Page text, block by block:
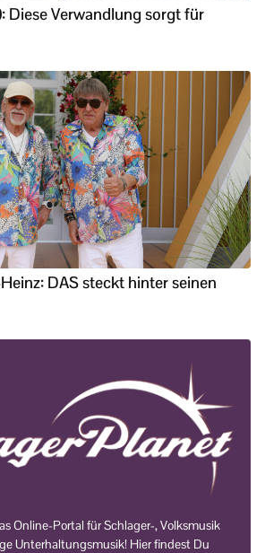
Diese Verwandlung sorgt für
DAS steckt hinter seinen
Online-Portal für Schlager-, Volksmusik
Unterhaltungsmusik! Hier findest Du